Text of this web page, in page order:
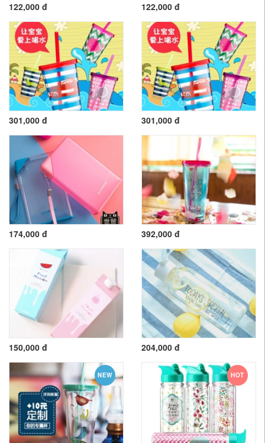
122,000 đ 122,000 đ
301,000 đ 301,000 đ
174,000 đ 392,000 đ
150,000 đ 204,000 đ
NEW HOT